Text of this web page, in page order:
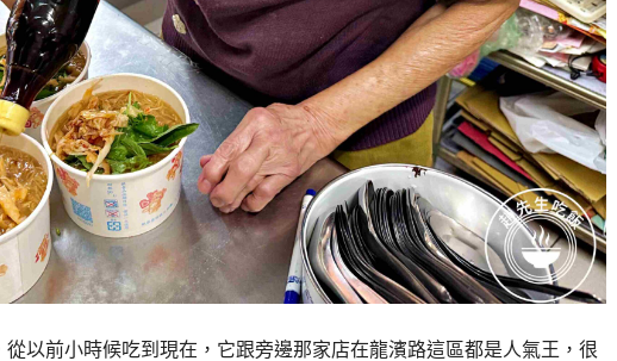
以前小時候吃到現在，它跟旁邊那家店在龍濱路這區都是人氣王，很